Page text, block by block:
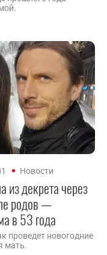
Новости
декрета через
родов —
в 53 года
проведет новогодние
мать.